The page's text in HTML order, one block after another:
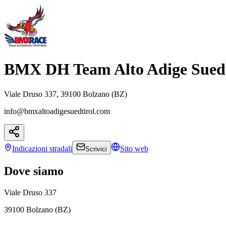
BMX DH Team Alto Adige
Viale Druso 337, 39100 Bolzano (BZ)
info@bmxaltoadigesuedtirol.com
Indicazioni stradali Scrivici Sito web
Dove siamo
Viale Druso 337
39100 Bolzano (BZ)